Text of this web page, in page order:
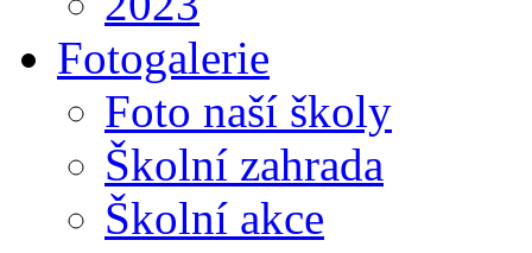
Fotogalerie
Foto naší školy
Školní zahrada
Školní akce